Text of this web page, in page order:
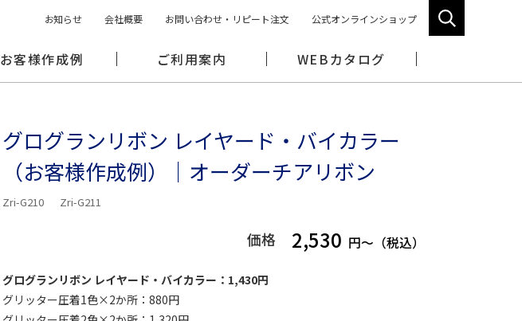
お客様作成例 ご利用案内 WEBカタログ
お知らせ 会社概要 お問い合わせ・リピート注文 公式オンラインショップ
グログランリボン レイヤード・バイカラー
（お客様作成例）｜オーダーチアリボン
Zri-G210 Zri-G211
価格 2,530 円～（税込）
グログランリボン レイヤード・バイカラー：1,430円
グリッター圧着1色×2か所：880円